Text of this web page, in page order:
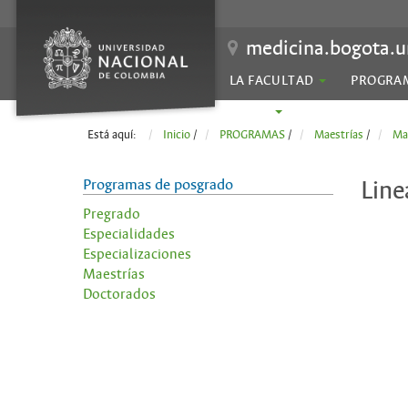
LA FACULTAD
Está aquí: Inicio / PROGRAMAS / Maestrías /
Programas de posgrado
Pregrado
Especialidades
Especializaciones
Maestrías
Doctorados